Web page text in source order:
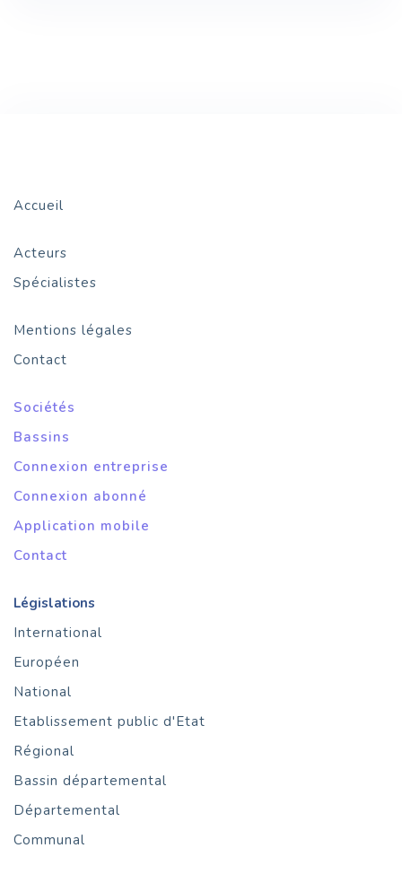
Accueil
Acteurs
Spécialistes
Mentions légales
Contact
Sociétés
Bassins
Connexion entreprise
Connexion abonné
Application mobile
Contact
Législations
International
Européen
National
Etablissement public d'Etat
Régional
Bassin départemental
Départemental
Communal